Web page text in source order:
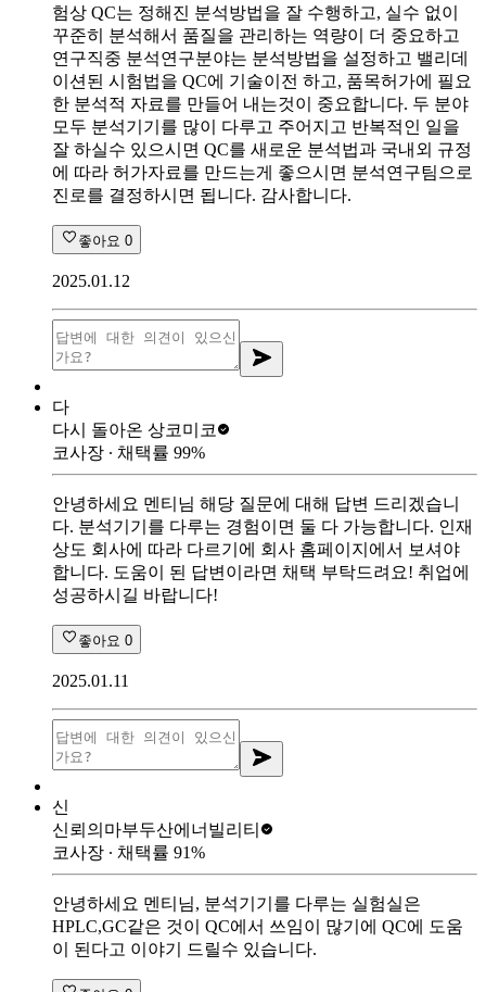
험상 QC는 정해진 분석방법을 잘 수행하고, 실수 없이
꾸준히 분석해서 품질을 관리하는 역량이 더 중요하고
연구직중 분석연구분야는 분석방법을 설정하고 밸리데
이션된 시험법을 QC에 기술이전 하고, 품목허가에 필요
한 분석적 자료를 만들어 내는것이 중요합니다. 두 분야
모두 분석기기를 많이 다루고 주어지고 반복적인 일을
잘 하실수 있으시면 QC를 새로운 분석법과 국내외 규정
에 따라 허가자료를 만드는게 좋으시면 분석연구팀으로
진로를 결정하시면 됩니다. 감사합니다.
좋아요 0
2025.01.12
다
다시 돌아온 상코미코
코사장 ∙ 채택률 99%
안녕하세요 멘티님 해당 질문에 대해 답변 드리겠습니
다. 분석기기를 다루는 경험이면 둘 다 가능합니다. 인재
상도 회사에 따라 다르기에 회사 홈페이지에서 보셔야
합니다. 도움이 된 답변이라면 채택 부탁드려요! 취업에
성공하시길 바랍니다!
좋아요 0
2025.01.11
신
신뢰의마부두산에너빌리티
코사장 ∙ 채택률 91%
안녕하세요 멘티님, 분석기기를 다루는 실험실은
HPLC,GC같은 것이 QC에서 쓰임이 많기에 QC에 도움
이 된다고 이야기 드릴수 있습니다.